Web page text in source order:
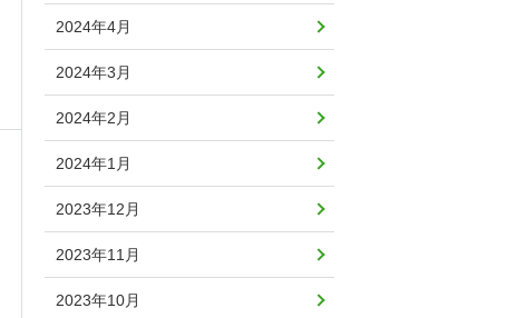
2024年4月
2024年3月
2024年2月
2024年1月
2023年12月
2023年11月
2023年10月